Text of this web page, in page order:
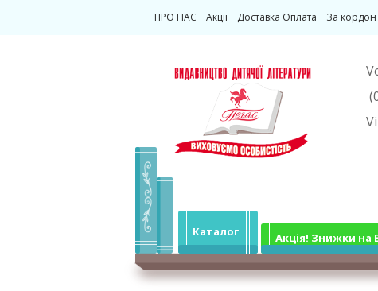
ПРО НАС Акції Доставка Оплата За кордон
Каталог Акція! Знижки на